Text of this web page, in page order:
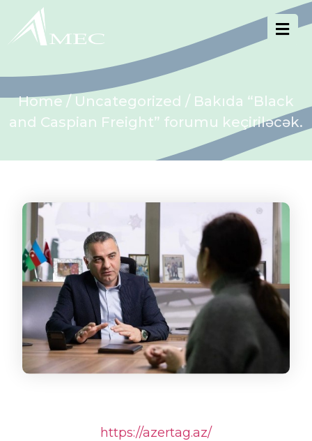
Home / Uncategorized / Bakıda “Black
and Caspian Freight” forumu keçiriləcək.
https://azertag.az/